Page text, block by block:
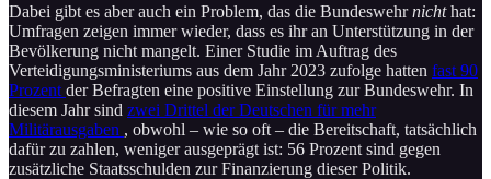
Dabei gibt es aber auch ein Problem, das die Bundeswehrnichthat:
Umfragen zeigen immer wieder, dass es ihr an Unterstützung in der
Bevölkerung nicht mangelt. Einer Studie im Auftrag des
Verteidigungsministeriums aus dem Jahr 2023 zufolge hatten fast 90
Prozent der Befragten eine positive Einstellung zur Bundeswehr. In
diesem Jahr sind zwei Drittel der Deutschen für mehr
Militärausgaben , obwohl – wie so oft – die Bereitschaft, tatsächlich
dafür zu zahlen, weniger ausgeprägt ist: 56 Prozent sind gegen
zusätzliche Staatsschulden zur Finanzierung dieser Politik.